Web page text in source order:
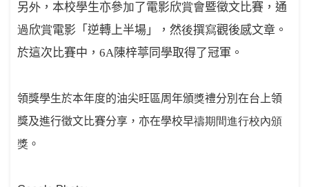
另外 ，本校學生亦參加了電影欣賞會暨徵文比賽，通
過欣賞電影「逆轉上半場」，然後撰寫觀後感文章。
於這次比賽中， 6A陳梓葶同學取得了冠軍。
領獎學生於本年度的油尖旺區周年頒獎禮分別在台上領
獎及進行徵文比賽分享，亦在學校早禱期間進行校內頒
獎 。